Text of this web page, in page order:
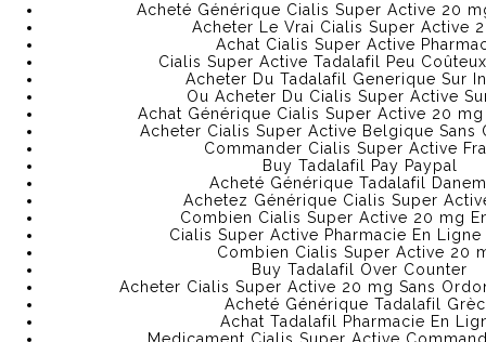
КАК ЗАЙТИ НА ОМГ?
КАК ОБОЙТИ БЛОКИРОВКУ ОМГ?
ОСОБЕННОСТИ ОМГ – ПОЧЕМУ НА НЕЙ ЛУЧШЕ?
OMG САЙТ – ПРИНЦИПЫ РАБОТЫ НА ТОРГОВОЙ
ОМГ: OMG ЗЕРКАЛО / ОМГ САЙТ ПОКУПОК
ОФИЦИАЛЬНЫЙ САЙТ И ЗЕРКАЛО ОМГ | OMG
КАК ЗАЙТИ НА САЙТ OMG ЧЕРЕЗ БРАУЗЕР TOR (ДЛЯ
Acheté Générique Cialis Super Active 20
Acheter Le Vrai Cialis Super Active
Achat Cialis Super Active
Cialis Super Active Tadalafil Peu
Acheter Du Tadalafil Generique Sur
Ou Acheter Du Cialis Super Active
Achat Générique Cialis Super Active 20
Acheter Cialis Super Active Belgique Sans
Commander Cialis Super Active
Buy Tadalafil Pay Paypal
Acheté Générique Tadalafil
Achetez Générique Cialis Super
Combien Cialis Super Active 20 mg
Cialis Super Active Pharmacie En
Combien Cialis Super Active 20
Buy Tadalafil Over Counter
Acheter Cialis Super Active 20 mg Sans
Acheté Générique Tadalafil
Achat Tadalafil Pharmacie En